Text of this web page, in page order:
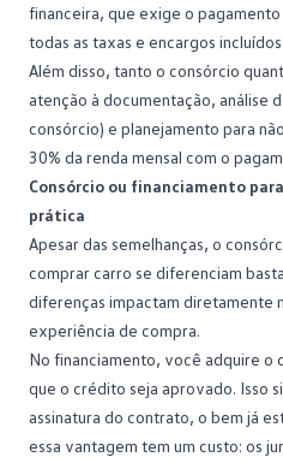
financeira, que exige o
todas as taxas e encargos incluídos.
Além disso, tanto o consórcio
atenção à documentação, análise
consórcio) e planejamento para
30% da renda mensal com o
Consórcio ou financiamento
prática
Apesar das semelhanças, o
comprar carro se diferenciam
diferenças impactam diretamente
experiência de compra.
No financiamento, você adquire o
que o crédito seja aprovado. Isso
assinatura do contrato, o bem já
essa vantagem tem um custo: os